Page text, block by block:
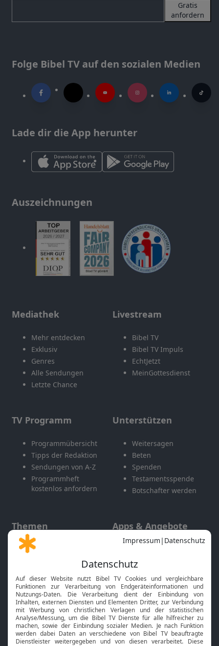
Gratis
anfordern
Folge Bibel TV auf den sozialen Medien
Lade dir die App herunter
Auszeichnungen
Mediathek
Mehr entdecken
Exklusiv
Genres
Alle Sendungen
Letzte Chance
Livestream
Bibel TV
Bibel TV Impuls
EchtJetzt
MeinGottesdienst
TV Programm
Programmübersicht
Tipps der Redaktion
Sendungen von A-Z
Programmheft
kostenlos anfordern
Unterstützen
Weitersagen
Beten
Spenden
Testamentsspende
Botschafter werden
Themen
Gott und Bibel erklärt
Neuigkeiten
Apps & Angebote
Mobile App
Smart TV
HbbTV
Bibelthek Online-Bibel
Nächster Gottesdienst